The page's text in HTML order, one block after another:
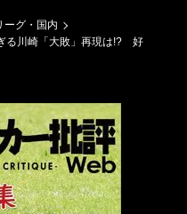
ーグ・国内
る川崎「大敗」再現は!? 好